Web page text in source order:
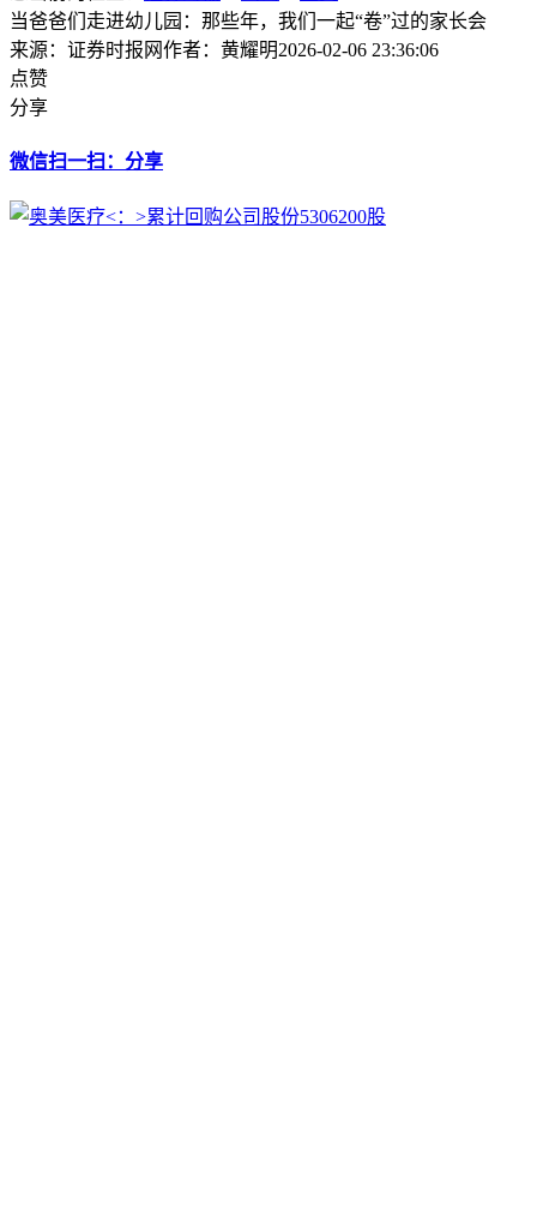
当爸爸们走进幼儿园：那些年，我们一起“卷”过的家长会
来源：证券时报网作者：黄耀明2026-02-06 23:36:06
点赞
分享
微信扫一扫：分享